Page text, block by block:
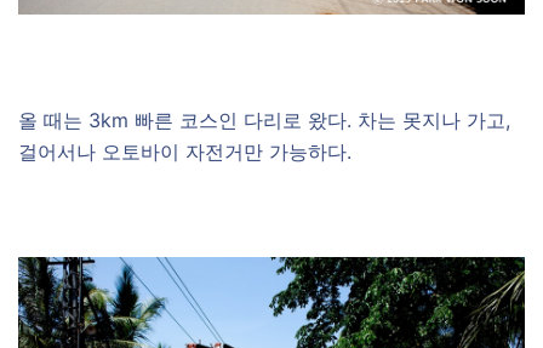
올 때는 3km 빠른 코스인 다리로 왔다. 차는 못지나 가고,
걸어서나 오토바이 자전거만 가능하다.